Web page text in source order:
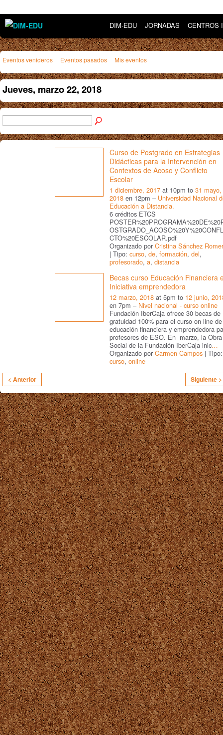
DIM-EDU JORNADAS CENTROS
Eventos venideros Eventos pasados Mis eventos
Jueves, marzo 22, 2018
Curso de Postgrado en Estrategias
Didácticas para la Intervención en
Contextos de Acoso y Conflicto
Escolar
1 diciembre, 2017 at 10pm to 31 mayo,
2018 en 12pm – Universidad Nacional
Educación a Distancia.
6 créditos ETCS
CTO%20ESCOLAR.pdf
Organizado por Cristina Sánchez
| Tipo: curso, de, formación, del,
profesorado, a, distancia
Becas curso Educación Financiera
Iniciativa emprendedora
12 marzo, 2018 at 5pm to 12 junio,
en 7pm – Nivel nacional - curso online
Fundación IberCaja ofrece 30 becas de
gratuidad 100% para el curso on line de
educación financiera y emprendedora
profesores de ESO. En marzo, la Obra
Social de la Fundación IberCaja inic…
Organizado por Carmen Campos | Tipo:
curso, online
< Anterior Siguiente >